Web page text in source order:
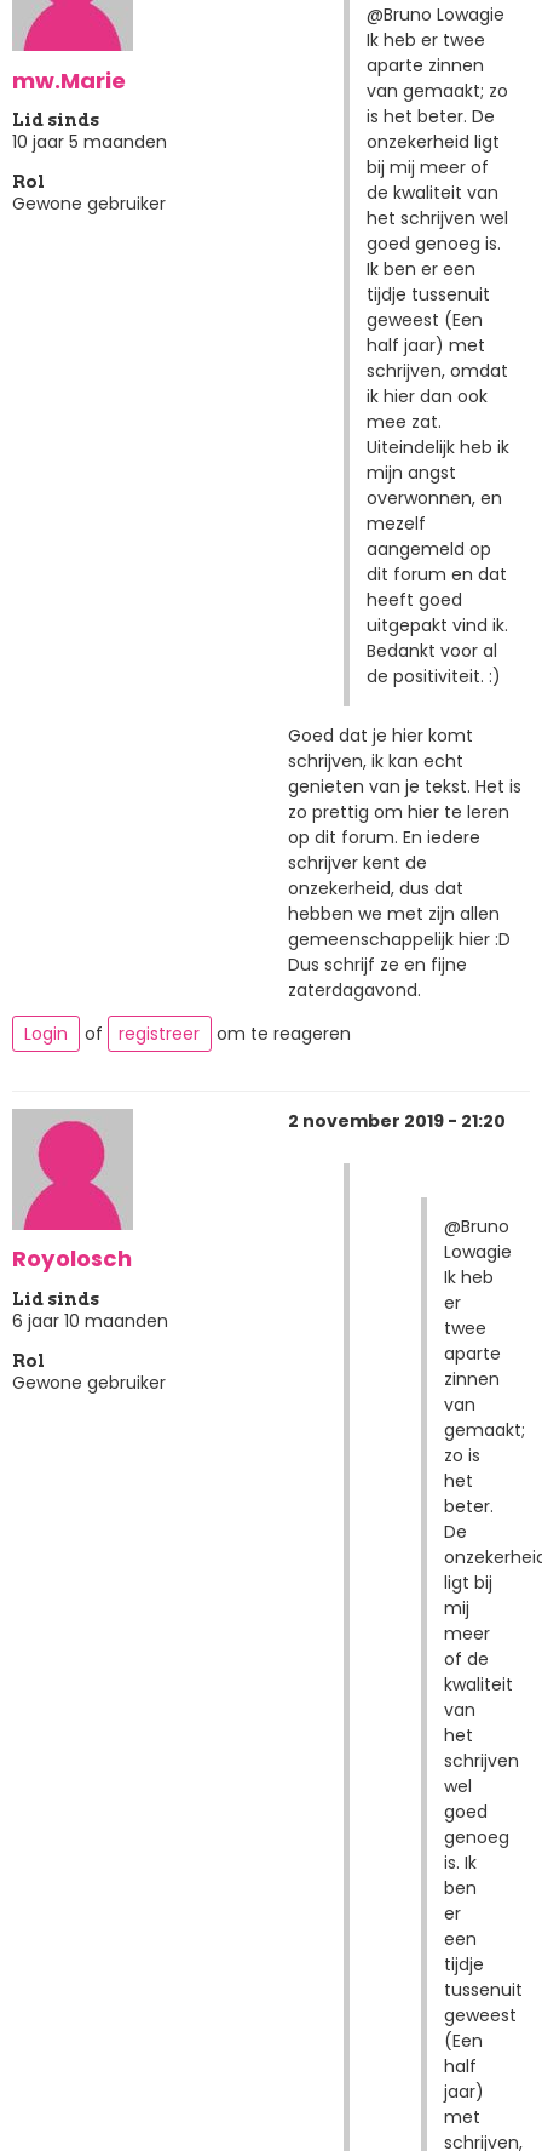
mw.Marie
Lid sinds
10 jaar 5 maanden
Rol
Gewone gebruiker
@Bruno Lowagie
Ik heb er twee
aparte zinnen
van gemaakt; zo
is het beter. De
onzekerheid ligt
bij mij meer of
de kwaliteit van
het schrijven wel
goed genoeg is.
Ik ben er een
tijdje tussenuit
geweest (Een
half jaar) met
schrijven, omdat
ik hier dan ook
mee zat.
Uiteindelijk heb ik
mijn angst
overwonnen, en
mezelf
aangemeld op
dit forum en dat
heeft goed
uitgepakt vind ik.
Bedankt voor al
de positiviteit. :)
Goed dat je hier komt
schrijven, ik kan echt
genieten van je tekst. Het is
zo prettig om hier te leren
op dit forum. En iedere
schrijver kent de
onzekerheid, dus dat
hebben we met zijn allen
gemeenschappelijk hier :D
Dus schrijf ze en fijne
zaterdagavond.
Login
of registreer om te reageren
Royolosch
Lid sinds
6 jaar 10 maanden
Rol
Gewone gebruiker
2 november 2019 - 21:20
@Bruno
Lowagie
Ik heb
er
twee
aparte
zinnen
van
gemaakt;
zo is
het
beter.
De
ligt bij
mij
meer
of de
kwaliteit
van
het
schrijven
wel
goed
genoeg
is. Ik
ben
er
een
tijdje
tussenuit
geweest
(Een
half
jaar)
met
schrijven,